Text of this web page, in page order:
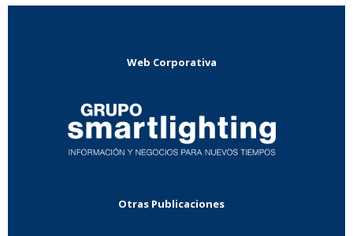
Web Corporativa
Otras Publicaciones